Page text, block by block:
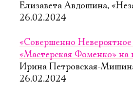
Елизавета Авдошина,
26.02.2024
«Совершенно
«Мастерская Фоменко» на
Ирина Петровская-
26.02.2024